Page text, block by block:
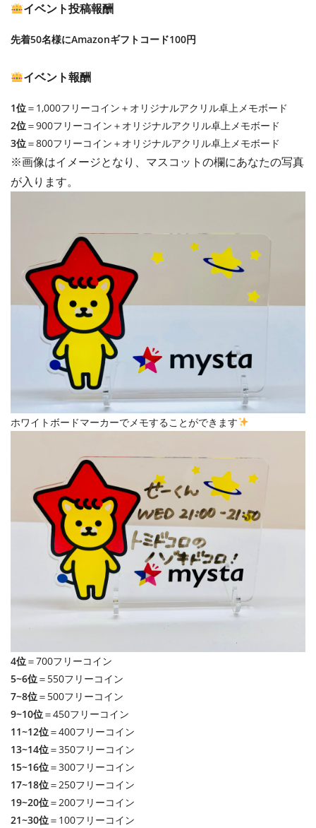
イベント投稿報酬
先着50名様にAmazonギフトコード100円
イベント報酬
1位＝1,000フリーコイン＋オリジナルアクリル卓上メモボード
2位＝900フリーコイン＋オリジナルアクリル卓上メモボード
3位＝800フリーコイン＋オリジナルアクリル卓上メモボード
※画像はイメージとなり、マスコットの欄にあなたの写真
が入ります。
ホワイトボードマーカーでメモすることができます
4位＝700フリーコイン
5~6位＝550フリーコイン
7~8位＝500フリーコイン
9~10位＝450フリーコイン
11~12位＝400フリーコイン
13~14位＝350フリーコイン
15~16位＝300フリーコイン
17~18位＝250フリーコイン
19~20位＝200フリーコイン
21~30位＝100フリーコイン